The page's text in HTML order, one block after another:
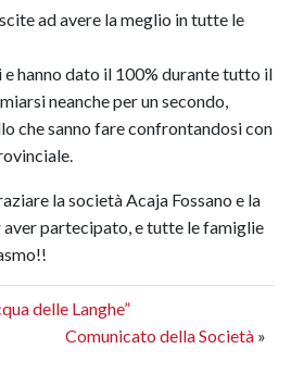
ad avere la meglio in tutte le
hanno dato il 100% durante tutto il
neanche per un secondo,
che sanno fare confrontandosi con
la società Acaja Fossano e la
partecipato, e tutte le famiglie
delle Langhe”
Comunicato della Società »